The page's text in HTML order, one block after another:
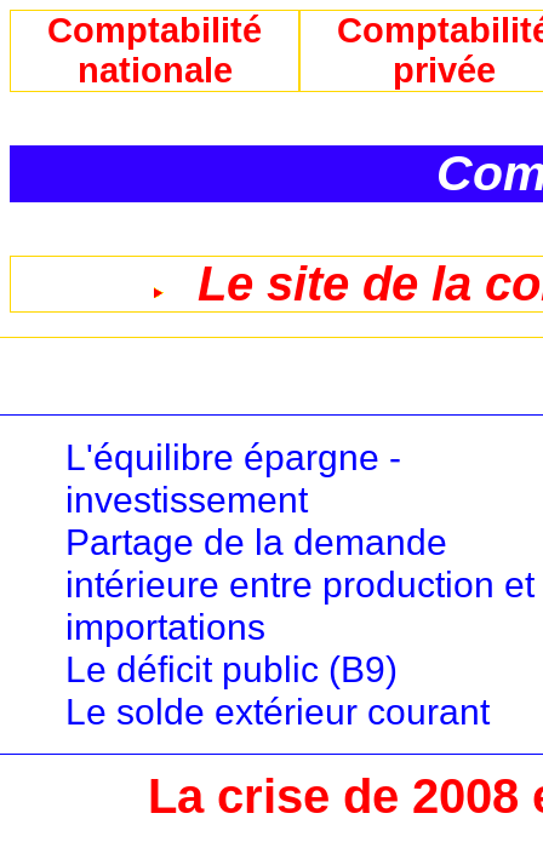
Comptabilité
nationale
privée
Le site de la
L'équilibre épargne -
investissement
Partage de la demande
intérieure entre production et
importations
Le déficit public (B9)
Le solde extérieur courant
La crise de